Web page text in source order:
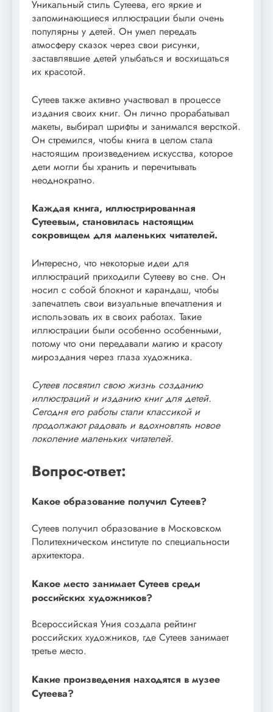
Уникальный стиль Сутеева, его яркие и
запоминающиеся иллюстрации были очень
популярны у детей. Он умел передать
атмосферу сказок через свои рисунки,
заставлявшие детей улыбаться и восхищаться
их красотой.
Сутеев также активно участвовал в процессе
издания своих книг. Он лично прорабатывал
макеты, выбирал шрифты и занимался версткой.
Он стремился, чтобы книга в целом стала
настоящим произведением искусства, которое
дети могли бы хранить и перечитывать
неоднократно.
Каждая книга, иллюстрированная
Сутеевым, становилась настоящим
сокровищем для маленьких читателей.
Интересно, что некоторые идеи для
иллюстраций приходили Сутееву во сне. Он
носил с собой блокнот и карандаш, чтобы
запечатлеть свои визуальные впечатления и
использовать их в своих работах. Такие
иллюстрации были особенно особенными,
потому что они передавали магию и красоту
мироздания через глаза художника.
Сутеев посвятил свою жизнь созданию
иллюстраций и изданию книг для детей.
Сегодня его работы стали классикой и
продолжают радовать и вдохновлять новое
поколение маленьких читателей.
Вопрос-ответ:
Какое образование получил Сутеев?
Сутеев получил образование в Московском
Политехническом институте по специальности
архитектора.
Какое место занимает Сутеев среди
российских художников?
Всероссийская Уния создала рейтинг
российских художников, где Сутеев занимает
третье место.
Какие произведения находятся в музее
Сутеева?